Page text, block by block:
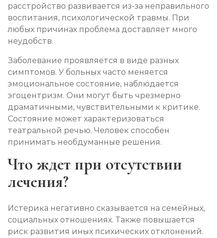
расстройство развивается из-за неправильного
воспитания, психологической травмы. При
любых причинах проблема доставляет много
неудобств.
Заболевание проявляется в виде разных
симптомов. У больных часто меняется
эмоциональное состояние, наблюдается
эгоцентризм. Они могут быть чрезмерно
драматичными, чувствительными к критике.
Состояние может характеризоваться
театральной речью. Человек способен
принимать необдуманные решения.
Что ждет при отсутствии
лечения?
Истерика негативно сказывается на семейных,
социальных отношениях. Также повышается
риск развития иных психических отклонений.